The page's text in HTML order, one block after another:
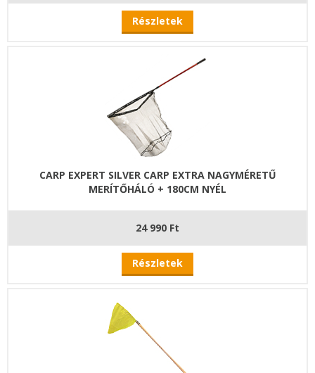
Részletek
CARP EXPERT SILVER CARP EXTRA NAGYMÉRETŰ
MERÍTŐHÁLÓ + 180CM NYÉL
24 990 Ft
Részletek